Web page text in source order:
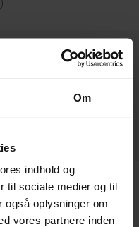
Om
indhold og
til sociale medier og til
også oplysninger om
vores partnere inden